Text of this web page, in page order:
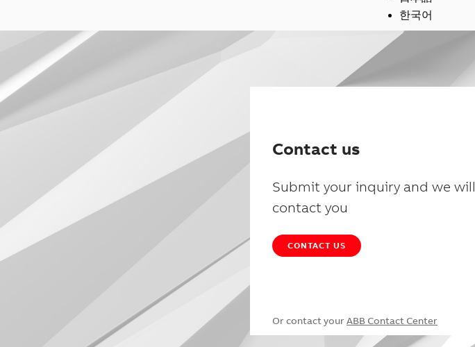
한국어
Contact us
Submit your inquiry and we will
contact you
CONTACT US
Or contact your ABB Contact Center